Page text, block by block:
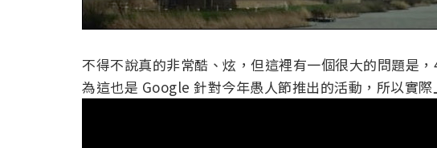
不得不說真的非常酷、炫，但這裡有一個很大的問題是
為這也是 Google 針對今年愚人節推出的活動，所以實際